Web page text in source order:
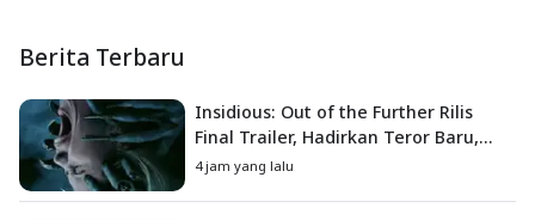
Berita Terbaru
Insidious: Out of the Further Rilis
Final Trailer, Hadirkan Teror Baru,
Iblis Kini Masuk ke Dunia Manusia
4 jam yang lalu